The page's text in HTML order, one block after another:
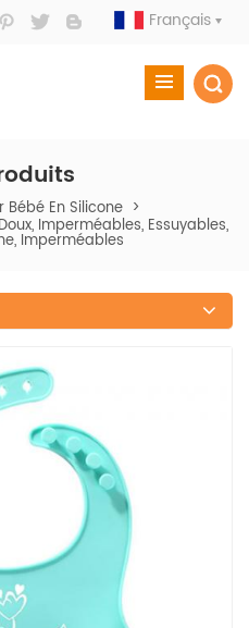
Français
Bébé En Silicone >
Imperméables, Essuyables,
Imperméables